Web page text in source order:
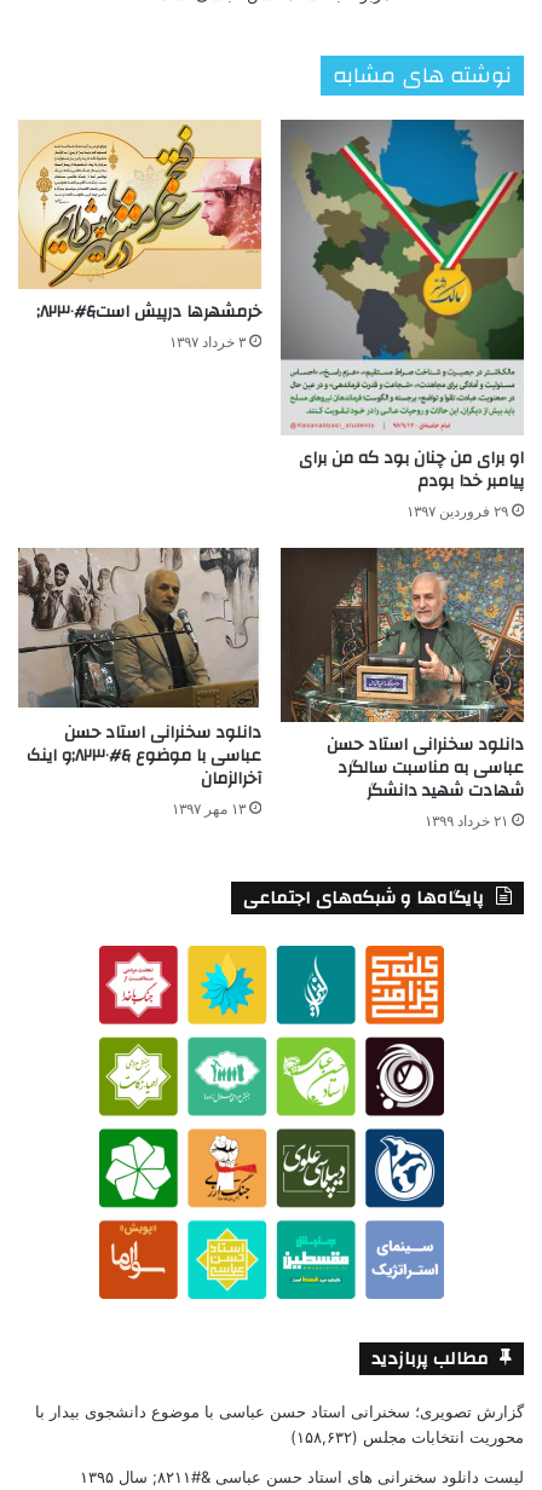
نوشته های مشابه
او برای من چنان بود که من برای
پیامبر خدا بودم
۲۹ فروردین ۱۳۹۷
خرمشهرها درپیش است&#۸۲۳۰;
۳ خرداد ۱۳۹۷
دانلود سخنرانی استاد حسن
عباسی به مناسبت سالگرد
شهادت شهید دانشگر
۲۱ خرداد ۱۳۹۹
دانلود سخنرانی استاد حسن
عباسی با موضوع &#۸۲۳۰;و اینک
آخرالزمان
۱۳ مهر ۱۳۹۷
پایگاه‌ها و شبکه‌های اجتماعی
مطالب پربازدید
گزارش تصویری؛ سخنرانی استاد حسن عباسی با موضوع دانشجوی بیدار با
محوریت انتخابات مجلس (۱۵۸,۶۳۲)
لیست دانلود سخنرانی های استاد حسن عباسی &#۸۲۱۱; سال ۱۳۹۵